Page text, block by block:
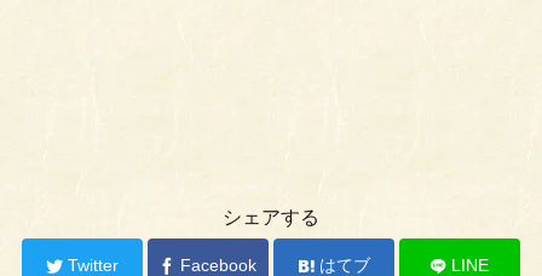
シェアする
Twitter Facebook はてブ LINE